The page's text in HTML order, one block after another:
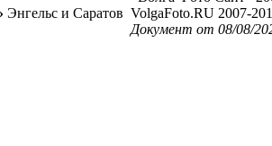
Энгельс и Саратов VolgaFoto.RU 2007-
Документ от 08/08/